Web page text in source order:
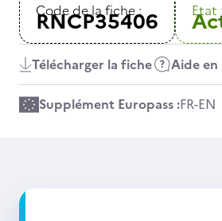
Code de la fiche :
RNCP35406 Etat :
Télécharger la fiche Aide en
Supplément Europass :FR-EN